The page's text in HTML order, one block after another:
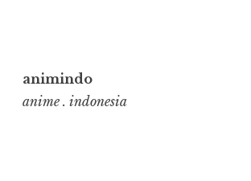
to
content
animindo
anime . indonesia